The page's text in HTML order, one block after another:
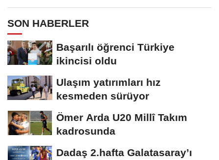
SON HABERLER
Başarılı öğrenci Türkiye
ikincisi oldu
Ulaşım yatırımları hız
kesmeden sürüyor
Ömer Arda U20 Millî Takım
kadrosunda
Dadaş 2.hafta Galatasaray’ı